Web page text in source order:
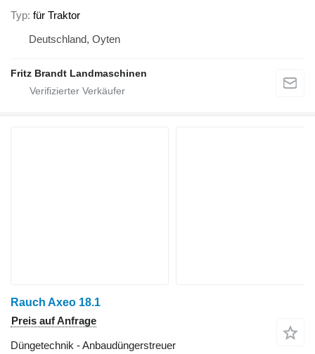
Typ für Traktor
Deutschland, Oyten
Fritz Brandt Landmaschinen
Rauch Axeo 18.1
Preis auf Anfrage
Düngetechnik - Anbaudüngerstreuer